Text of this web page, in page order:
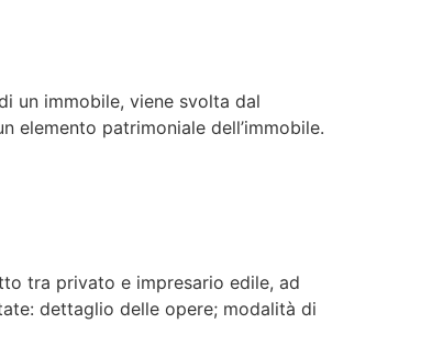
un immobile, viene svolta dal
elemento patrimoniale dell’immobile.
tra privato e impresario edile, ad
dettaglio delle opere; modalità di